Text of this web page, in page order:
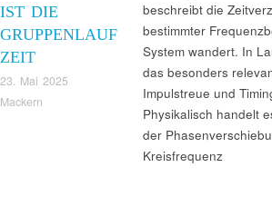
IST DIE
GRUPPENLAUF
ZEIT
23. Mai 2025
Mackern
beschreibt die
bestimmter
System wandert. In
das besonders
Impulstreue und
Physikalisch handelt
der
Kreisfrequenz